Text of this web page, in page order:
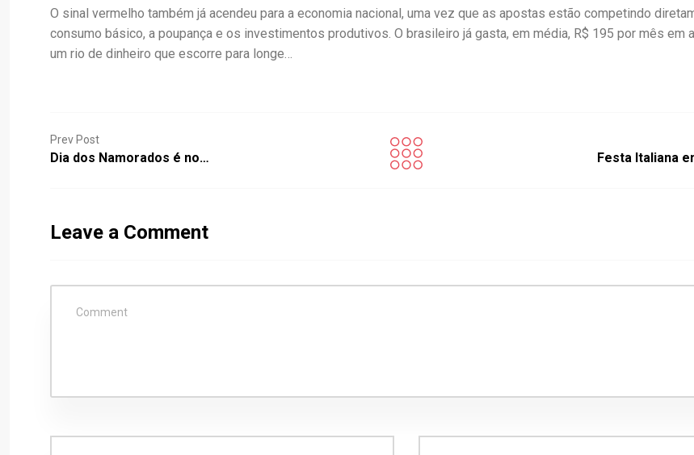
O sinal vermelho também já acendeu para a economia nacional, uma vez que as apostas estão competindo
consumo básico, a poupança e os investimentos produtivos. O brasileiro já gasta, em média, R$ 195 por mês em
um rio de dinheiro que escorre para longe…
Prev Post
Dia dos Namorados é no… Festa Italiana
Leave a Comment